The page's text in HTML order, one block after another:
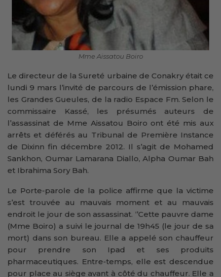
Mme Aissatou Boiro
Le directeur de la Sureté urbaine de Conakry était ce
lundi 9 mars l’invité de parcours de l’émission phare,
les Grandes Gueules, de la radio Espace Fm. Selon le
commissaire Kassé, les présumés auteurs de
l’assassinat de Mme Aissatou Boiro ont été mis aux
arrêts et déférés au Tribunal de Première Instance
de Dixinn fin décembre 2012. Il s’agit de Mohamed
Sankhon, Oumar Lamarana Diallo, Alpha Oumar Bah
et Ibrahima Sory Bah.
Le Porte-parole de la police affirme que la victime
s’est trouvée au mauvais moment et au mauvais
endroit le jour de son assassinat. ‘’Cette pauvre dame
(Mme Boiro) a suivi le journal de 19h45 (le jour de sa
mort) dans son bureau. Elle a appelé son chauffeur
pour prendre son Ipad et ses produits
pharmaceutiques. Entre-temps, elle est descendue
pour place au siège avant à côté du chauffeur. Elle a